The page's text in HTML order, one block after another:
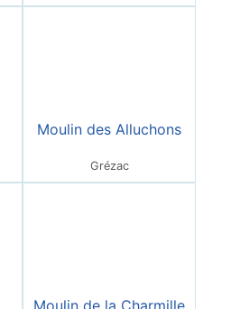
Moulin des Alluchons
Grézac
Moulin de la Charmille